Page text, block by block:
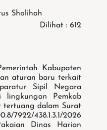
Sholihah
Dilihat : 612
Kabupaten
aturan baru terkait
Sipil Negara
Pemkab
tertuang dalam Surat
7922/438.1.3.1/2026
Dinas Harian